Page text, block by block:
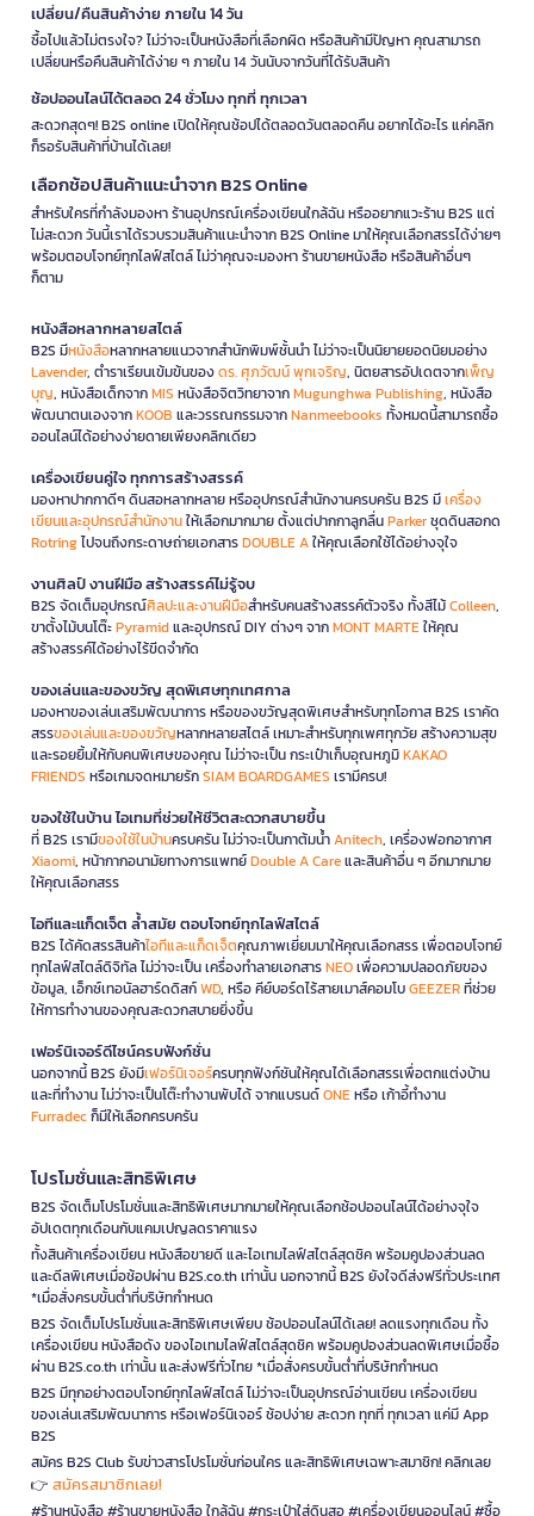
เปลี่ยน/คืนสินค้าง่าย ภายใน 14 วัน
ซื้อไปแล้วไม่ตรงใจ? ไม่ว่าจะเป็นหนังสือที่เลือกผิด หรือสินค้ามีปัญหา คุณสามารถ
เปลี่ยนหรือคืนสินค้าได้ง่าย ๆ ภายใน 14 วันนับจากวันที่ได้รับสินค้า
ช้อปออนไลน์ได้ตลอด 24 ชั่วโมง ทุกที่ ทุกเวลา
สะดวกสุดๆ! B2S online เปิดให้คุณช้อปได้ตลอดวันตลอดคืน อยากได้อะไร แค่คลิก
ก็รอรับสินค้าที่บ้านได้เลย!
เลือกช้อปสินค้าแนะนำจาก B2S Online
สำหรับใครที่กำลังมองหา ร้านอุปกรณ์เครื่องเขียนใกล้ฉัน หรืออยากแวะร้าน B2S แต่
ไม่สะดวก วันนี้เราได้รวบรวมสินค้าแนะนำจาก B2S Online มาให้คุณเลือกสรรได้ง่ายๆ
พร้อมตอบโจทย์ทุกไลฟ์สไตล์ ไม่ว่าคุณจะมองหา ร้านขายหนังสือ หรือสินค้าอื่นๆ
ก็ตาม
หนังสือหลากหลายสไตล์
B2S มีหนังสือหลากหลายแนวจากสำนักพิมพ์ชั้นนำ ไม่ว่าจะเป็นนิยายยอดนิยมอย่าง
Lavender, ตำราเรียนเข้มข้นของดร. ศุภวัฒน์ พุกเจริญ, นิตยสารอัปเดตจากเพ็ญ
บุญ, หนังสือเด็กจากMIS หนังสือจิตวิทยาจากMugunghwa Publishing, หนังสือ
พัฒนาตนเองจากKOOB และวรรณกรรมจากNanmeebooks ทั้งหมดนี้สามารถซื้อ
ออนไลน์ได้อย่างง่ายดายเพียงคลิกเดียว
เครื่องเขียนคู่ใจ ทุกการสร้างสรรค์
มองหาปากกาดีๆ ดินสอหลากหลาย หรืออุปกรณ์สำนักงานครบครัน B2S มีเครื่อง
เขียนและอุปกรณ์สำนักงานให้เลือกมากมาย ตั้งแต่ปากกาลูกลื่นParkerชุดดินสอกด
Rotringไปจนถึงกระดาษถ่ายเอกสารDOUBLE Aให้คุณเลือกใช้ได้อย่างจุใจ
งานศิลป์ งานฝีมือ สร้างสรรค์ไม่รู้จบ
B2S จัดเต็มอุปกรณ์ศิลปะและงานฝีมือสำหรับคนสร้างสรรค์ตัวจริง ทั้งสีไม้Colleen,
ขาตั้งไม้บนโต๊ะPyramidและอุปกรณ์ DIY ต่างๆ จากMONT MARTEให้คุณ
สร้างสรรค์ได้อย่างไร้ขีดจำกัด
ของเล่นและของขวัญ สุดพิเศษทุกเทศกาล
มองหาของเล่นเสริมพัฒนาการ หรือของขวัญสุดพิเศษสำหรับทุกโอกาส B2S เราคัด
สรรของเล่นและของขวัญหลากหลายสไตล์ เหมาะสำหรับทุกเพศทุกวัย สร้างความสุข
และรอยยิ้มให้กับคนพิเศษของคุณ ไม่ว่าจะเป็น กระเป๋าเก็บอุณหภูมิKAKAO
FRIENDS หรือเกมจดหมายรักSIAM BOARDGAMES เรามีครบ!
ของใช้ในบ้าน ไอเทมที่ช่วยให้ชีวิตสะดวกสบายขึ้น
ที่ B2S เรามีของใช้ในบ้านครบครัน ไม่ว่าจะเป็นกาต้มน้ำAnitech, เครื่องฟอกอากาศ
Xiaomi, หน้ากากอนามัยทางการแพทย์Double A Careและสินค้าอื่น ๆ อีกมากมาย
ให้คุณเลือกสรร
ไอทีและแก็ดเจ็ต ล้ำสมัย ตอบโจทย์ทุกไลฟ์สไตล์
B2S ได้คัดสรรสินค้าไอทีและแก็ดเจ็ตคุณภาพเยี่ยมมาให้คุณเลือกสรร เพื่อตอบโจทย์
ทุกไลฟ์สไตล์ดิจิทัล ไม่ว่าจะเป็น เครื่องทำลายเอกสารNEOเพื่อความปลอดภัยของ
ข้อมูล, เอ็กซ์เทอนัลฮาร์ดดิสก์WD, หรือ คีย์บอร์ดไร้สายเมาส์คอมโบGEEZERที่ช่วย
ให้การทำงานของคุณสะดวกสบายยิ่งขึ้น
เฟอร์นิเจอร์ดีไซน์ครบฟังก์ชั่น
นอกจากนี้ B2S ยังมีเฟอร์นิเจอร์ครบทุกฟังก์ชันให้คุณได้เลือกสรรเพื่อตกแต่งบ้าน
และที่ทำงาน ไม่ว่าจะเป็นโต๊ะทำงานพับได้ จากแบรนด์ONEหรือ เก้าอี้ทำงาน
Furradecก็มีให้เลือกครบครัน
โปรโมชั่นและสิทธิพิเศษ
B2S จัดเต็มโปรโมชั่นและสิทธิพิเศษมากมายให้คุณเลือกช้อปออนไลน์ได้อย่างจุใจ
อัปเดตทุกเดือนกับแคมเปญลดราคาแรง
ทั้งสินค้าเครื่องเขียน หนังสือขายดี และไอเทมไลฟ์สไตล์สุดชิค พร้อมคูปองส่วนลด
และดีลพิเศษเมื่อช้อปผ่าน B2S.co.th เท่านั้น นอกจากนี้ B2S ยังใจดีส่งฟรีทั่วประเทศ
*เมื่อสั่งครบขั้นต่ำที่บริษัทกำหนด
B2S จัดเต็มโปรโมชั่นและสิทธิพิเศษเพียบ ช้อปออนไลน์ได้เลย! ลดแรงทุกเดือน ทั้ง
เครื่องเขียน หนังสือดัง ของไอเทมไลฟ์สไตล์สุดชิค พร้อมคูปองส่วนลดพิเศษเมื่อซื้อ
ผ่าน B2S.co.th เท่านั้น และส่งฟรีทั่วไทย *เมื่อสั่งครบขั้นต่ำที่บริษัทกำหนด
B2S มีทุกอย่างตอบโจทย์ทุกไลฟ์สไตล์ ไม่ว่าจะเป็นอุปกรณ์อ่านเขียน เครื่องเขียน
ของเล่นเสริมพัฒนาการ หรือเฟอร์นิเจอร์ ช้อปง่าย สะดวก ทุกที่ ทุกเวลา แค่มี App
B2S
สมัคร B2S Club รับข่าวสารโปรโมชั่นก่อนใคร และสิทธิพิเศษเฉพาะสมาชิก! คลิกเลย
👉 สมัครสมาชิกเลย!
#ร้านหนังสือ #ร้านขายหนังสือ ใกล้ฉัน #กระเป๋าใส่ดินสอ #เครื่องเขียนออนไลน์ #ซื้อ